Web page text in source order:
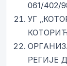
061/402/
УГ
РЕГИЈЕ